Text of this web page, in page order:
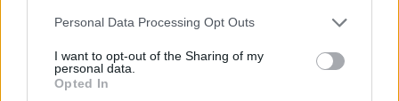
Please note that this website/app uses one or more Google
not limited to your visit or usage behaviour. You may click to
grant or deny consent to Google and its third-party tags to
use your data for below specified purposes in below Google
Personal Data Processing Opt Outs
I want to opt-out of the Sharing of my
personal data.
Opted In
és a nyugat-szlovákiai villamos elosztó hálózat megújítása.
A nagyszabású projekthez a Siemens Zrt. szállítja a tervezett
alállomások középfeszültségű kapcsolóberendezéseit és a